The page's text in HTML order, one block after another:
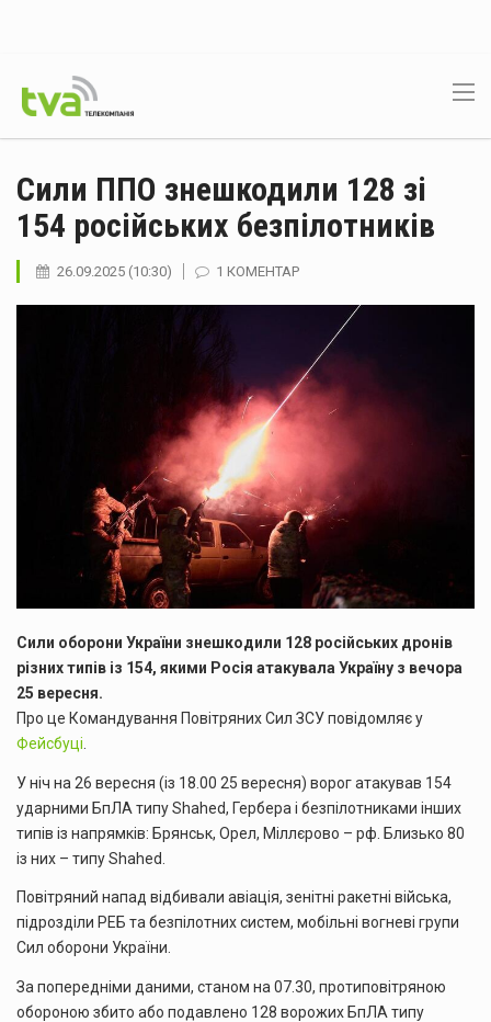
Сили ППО знешкодили 128 зі
154 російських безпілотників
26.09.2025 (10:30) 1 КОМЕНТАР
Сили оборони України знешкодили 128 російських дронів
різних типів із 154, якими Росія атакувала Україну з вечора
25 вересня.
Про це Командування Повітряних Сил ЗСУ повідомляє у
Фейсбуці
У ніч на 26 вересня (із 18.00 25 вересня) ворог атакував 154
ударними БпЛА типу Shahed, Гербера і безпілотниками інших
типів із напрямків: Брянськ, Орел, Міллєрово – рф. Близько 80
із них – типу Shahed.
Повітряний напад відбивали авіація, зенітні ракетні війська,
підрозділи РЕБ та безпілотних систем, мобільні вогневі групи
Сил оборони України.
За попередніми даними, станом на 07.30, протиповітряною
обороною збито або подавлено 128 ворожих БпЛА типу